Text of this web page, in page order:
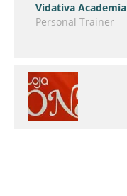
Vidativa Academia
Personal Trainer